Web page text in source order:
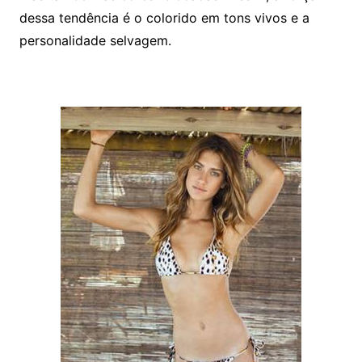
dessa tendência é o colorido em tons vivos e a
personalidade selvagem.